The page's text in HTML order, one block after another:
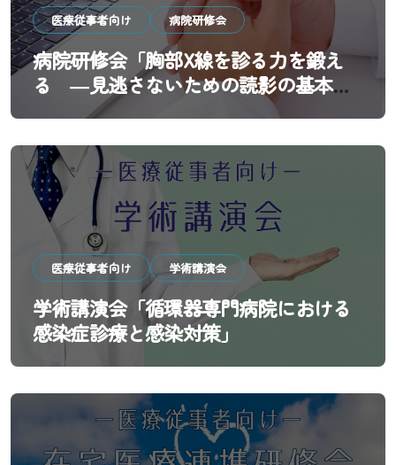
医療従事者向け 病院研修会
病院研修会「胸部X線を診る力を鍛え
る ―見逃さないための読影の基本と
実践―」
医療従事者向け 学術講演会
学術講演会「循環器専門病院における
感染症診療と感染対策」